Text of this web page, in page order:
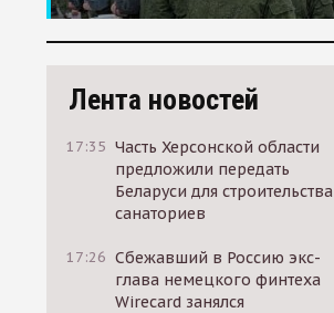
Лента новостей
17:35 Часть Херсонской области
предложили передать
Беларуси для строительства
санаториев
17:26 Сбежавший в Россию экс-
глава немецкого финтеха
Wirecard занялся